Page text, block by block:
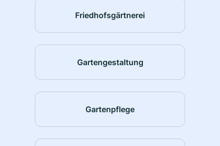
Friedhofsgärtnerei
Gartengestaltung
Gartenpflege